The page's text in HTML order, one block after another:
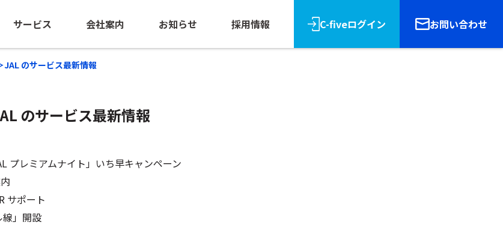
サービス
海外出張手配
団体旅行・MICE
海外赴任サポート
-NOE NTAS
会社案内
ごあいさつ
経営ビジョン
お知らせ 採用情報 C-fiveログイン お問い合わせ
JAL のサービス最新情報
のサービス最新情報
プレミアムナイト」いち早キャンペーン
サポート
」開設